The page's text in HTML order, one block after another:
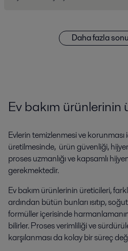
Daha fazla
Ev bakım ürünlerinin
Evlerin temizlenmesi ve
üretilmesinde, ürün güvenliği,
proses uzmanlığı ve kapsamlı
gerekmektedir.
Ev bakım ürünlerinin üreticileri,
ardından bütün bunları ısıtıp,
formüller içerisinde
bilirler. Proses verimliliği ve
karşılanması da kolay bir süreç